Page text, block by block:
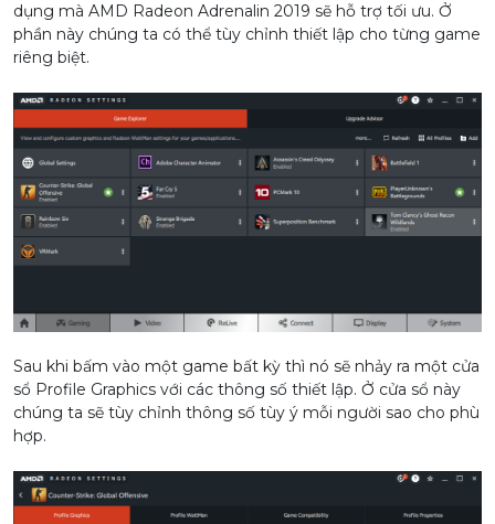
dụng mà AMD Radeon Adrenalin 2019 sẽ hỗ trợ tối ưu. Ở
phần này chúng ta có thể tùy chỉnh thiết lập cho từng game
riêng biệt.
Sau khi bấm vào một game bất kỳ thì nó sẽ nhảy ra một cửa
sổ Profile Graphics với các thông số thiết lập. Ở cửa sổ này
chúng ta sẽ tùy chỉnh thông số tùy ý mỗi người sao cho phù
hợp.